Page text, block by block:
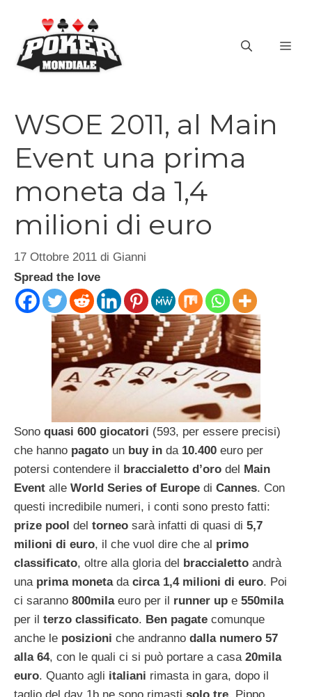
contenuto
WSOE 2011, al Main
Event una prima
moneta da 1,4
milioni di euro
17 Ottobre 2011 di Gianni
Spread the love
Sono quasi 600 giocatori (593, per essere precisi)
che hanno pagato un buy in da 10.400 euro per
potersi contendere il braccialetto d’oro del Main
Event alle World Series of Europe di Cannes. Con
questi incredibile numeri, i conti sono presto fatti:
prize pool del torneo sarà infatti di quasi di 5,7
milioni di euro, il che vuol dire che al primo
classificato, oltre alla gloria del braccialetto andrà
una prima monetadacirca 1,4 milioni di euro. Poi
ci saranno 800milaeuro per il runner up e 550mila
per il terzo classificato. Ben pagate comunque
anche le posizioni che andranno dalla numero 57
alla 64, con le quali ci si può portare a casa 20mila
euro. Quanto agli italiani rimasta in gara, dopo il